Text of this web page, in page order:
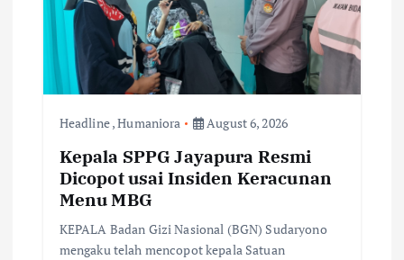
o
Headline,Humaniora August 6, 2026
Kepala SPPG Jayapura Resmi
Dicopot usai Insiden Keracunan
Menu MBG
KEPALA Badan Gizi Nasional (BGN) Sudaryono
mengaku telah mencopot kepala Satuan